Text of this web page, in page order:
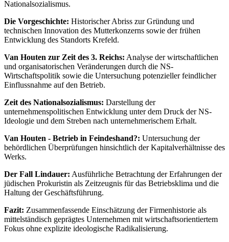
Nationalsozialismus.
Die Vorgeschichte: Historischer Abriss zur Gründung und
technischen Innovation des Mutterkonzerns sowie der frühen
Entwicklung des Standorts Krefeld.
Van Houten zur Zeit des 3. Reichs: Analyse der wirtschaftlichen
und organisatorischen Veränderungen durch die NS-
Wirtschaftspolitik sowie die Untersuchung potenzieller feindlicher
Einflussnahme auf den Betrieb.
Zeit des Nationalsozialismus: Darstellung der
unternehmenspolitischen Entwicklung unter dem Druck der NS-
Ideologie und dem Streben nach unternehmerischem Erhalt.
Van Houten - Betrieb in Feindeshand?: Untersuchung der
behördlichen Überprüfungen hinsichtlich der Kapitalverhältnisse des
Werks.
Der Fall Lindauer: Ausführliche Betrachtung der Erfahrungen der
jüdischen Prokuristin als Zeitzeugnis für das Betriebsklima und die
Haltung der Geschäftsführung.
Fazit: Zusammenfassende Einschätzung der Firmenhistorie als
mittelständisch geprägtes Unternehmen mit wirtschaftsorientiertem
Fokus ohne explizite ideologische Radikalisierung.